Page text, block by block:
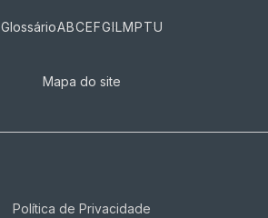
GlossárioABCEFGILMPTU
Mapa do site
Política de Privacidade